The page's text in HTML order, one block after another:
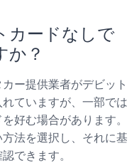
カードなしで
か？
ー提供業者がデビット
ていますが、一部では
好む場合があります。
法を選択し、それに基
できます。